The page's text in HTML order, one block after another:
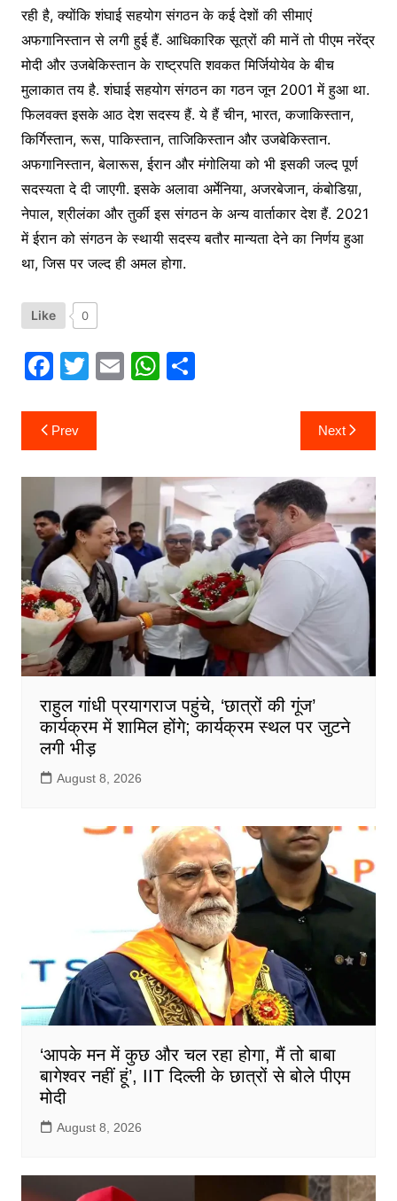
रही है, क्योंकि शंघाई सहयोग संगठन के कई देशों की सीमाएं
अफगानिस्तान से लगी हुई हैं. आधिकारिक सूत्रों की मानें तो पीएम नरेंद्र
मोदी और उजबेकिस्तान के राष्ट्रपति शवकत मिर्जियोयेव के बीच
मुलाकात तय है. शंघाई सहयोग संगठन का गठन जून 2001 में हुआ था.
फिलवक्त इसके आठ देश सदस्य हैं. ये हैं चीन, भारत, कजाकिस्तान,
किर्गिस्तान, रूस, पाकिस्तान, ताजिकिस्तान और उजबेकिस्तान.
अफगानिस्तान, बेलारूस, ईरान और मंगोलिया को भी इसकी जल्द पूर्ण
सदस्यता दे दी जाएगी. इसके अलावा अर्मेनिया, अजरबेजान, कंबोडिय़ा,
नेपाल, श्रीलंका और तुर्की इस संगठन के अन्य वार्ताकार देश हैं. 2021
में ईरान को संगठन के स्थायी सदस्य बतौर मान्यता देने का निर्णय हुआ
था, जिस पर जल्द ही अमल होगा.
Like 0
F
c
e
b
o
o
k
T
itt
er
E W
A
p
p
S
PostPrev Next
राहुल गांधी प्रयागराज पहुंचे, ‘छात्रों की गूंज’
कार्यक्रम में शामिल होंगे; कार्यक्रम स्थल पर जुटने
लगी भीड़
August 8, 2026
‘आपके मन में कुछ और चल रहा होगा, मैं तो बाबा
बागेश्वर नहीं हूं’, IIT दिल्ली के छात्रों से बोले पीएम
मोदी
August 8, 2026